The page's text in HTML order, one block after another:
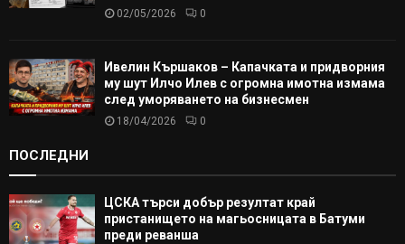
02/05/2026 0
Ивелин Кършаков – Капачката и придворния
му шут Илчо Илев с огромна имотна измама
след уморяването на бизнесмен
18/04/2026 0
ПОСЛЕДНИ
ЦСКА търси добър резултат край
пристанището на магьосницата в Батуми
преди реванша